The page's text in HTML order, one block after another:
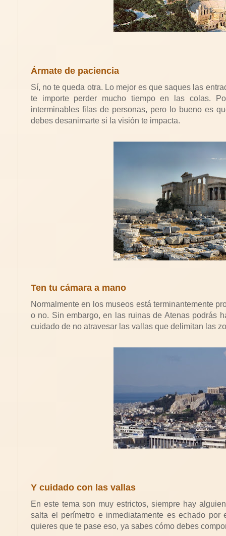
Ármate de paciencia
Sí, no te queda otra. Lo mejor es que saques las
te importe perder mucho tiempo en las colas.
interminables filas de personas, pero lo bueno es
debes desanimarte si la visión te impacta.
Ten tu cámara a mano
Normalmente en los museos está terminantemente
o no. Sin embargo, en las ruinas de Atenas podrás
cuidado de no atravesar las vallas que delimitan las
Y cuidado con las vallas
En este tema son muy estrictos, siempre hay
salta el perímetro e inmediatamente es echado por
quieres que te pase eso, ya sabes cómo debes